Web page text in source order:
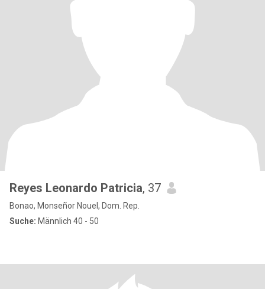
Reyes Leonardo Patricia, 37
Bonao, Monseñor Nouel, Dom. Rep.
Suche: Männlich 40 - 50